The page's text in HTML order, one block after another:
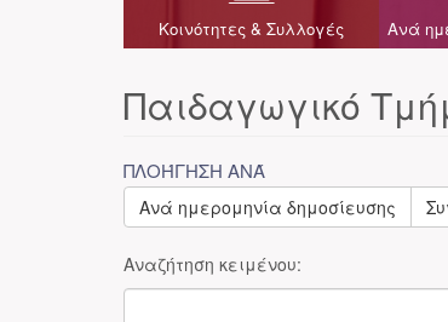
Κοινότητες & Συλλογές Ανά
Παιδαγωγικό
ΠΛΟΉΓΗΣΗ ΑΝΆ
Ανά ημερομηνία δημοσίευσης
Αναζήτηση κειμένου: